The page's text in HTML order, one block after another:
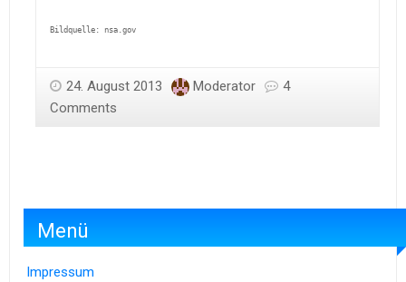
Bildquelle: nsa.gov
24. August 2013 Moderator
4
Comments
Menü
Impressum